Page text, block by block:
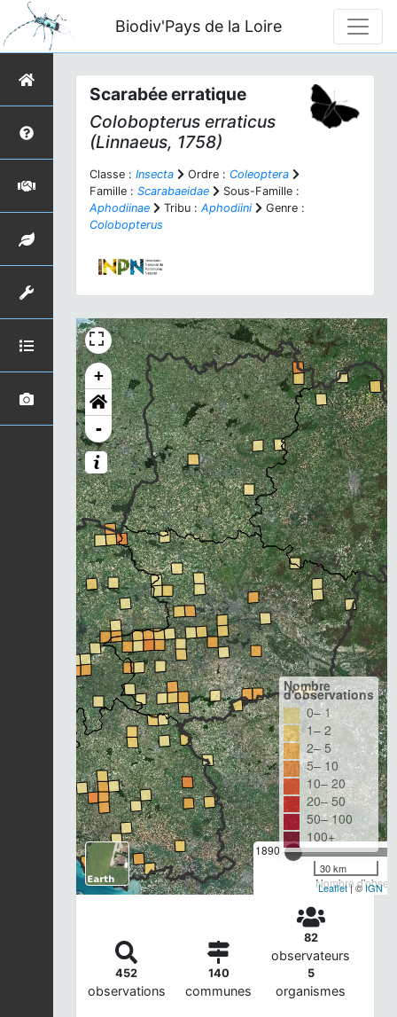
Biodiv'Pays de la Loire
Scarabée erratique
Colobopterus erraticus
(Linnaeus, 1758)
Classe : Insecta Ordre : Coleoptera
Famille : Scarabaeidae
Sous-Famille :
Aphodiinae
Tribu : Aphodiini
Genre :
Colobopterus
+
-
1890
Nombre
Nombre
d'observations
0– 1
1– 2
2– 5
5– 10
10– 20
20– 50
50– 100
100+
30 km
Leaflet| ©IGN
452
observations
140
communes
82
observateurs
5
organismes